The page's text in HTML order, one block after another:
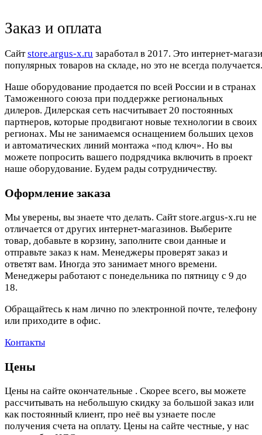
Заказ и оплата
Cайтstore.argus-x.ru заработал в 2017. Это интернет-
популярных товаров на складе, но это не всегда
Наше оборудование продается по всей России и в странах
Таможенного союза при поддержке региональных
дилеров. Дилерская сеть насчитывает 20 постоянных
партнеров, которые продвигают новые технологии в своих
регионах. Мы не занимаемся оснащением больших цехов
и автоматических линий монтажа «под ключ». Но вы
можете попросить вашего подрядчика включить в проект
наше оборудование. Будем рады сотрудничеству.
Оформление заказа
Мы уверены, вы знаете что делать. Сайт store.argus-x.ru не
отличается от других интернет-магазинов. Выберите
товар, добавьте в корзину, заполните свои данные и
отправьте заказ к нам. Менеджеры проверят заказ и
ответят вам. Иногда это занимает много времени.
Менеджеры работают с понедельника по пятницу с 9 до
18.
Обращайтесь к нам лично по электронной почте, телефону
или приходите в офис.
Контакты
Цены
Цены на сайте окончательные . Скорее всего, вы можете
рассчитывать на небольшую скидку за большой заказ или
как постоянный клиент, про неё вы узнаете после
получения счета на оплату. Цены на сайте честные, у нас